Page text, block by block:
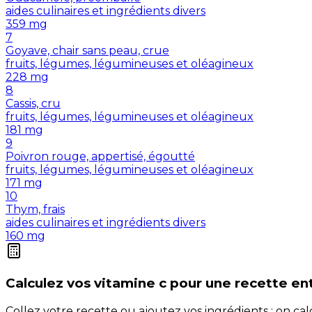
aides culinaires et ingrédients divers
359 mg
7
Goyave, chair sans peau, crue
fruits, légumes, légumineuses et oléagineux
228 mg
8
Cassis, cru
fruits, légumes, légumineuses et oléagineux
181 mg
9
Poivron rouge, appertisé, égoutté
fruits, légumes, légumineuses et oléagineux
171 mg
10
Thym, frais
aides culinaires et ingrédients divers
160 mg
Calculez vos vitamine c pour une recette